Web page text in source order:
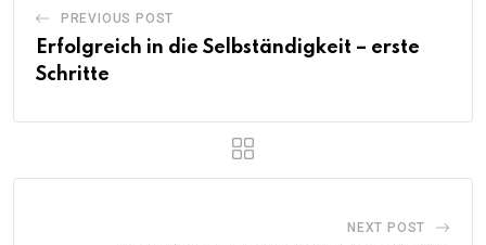
PREVIOUS POST
Erfolgreich in die Selbständigkeit – erste
Schritte
NEXT POST